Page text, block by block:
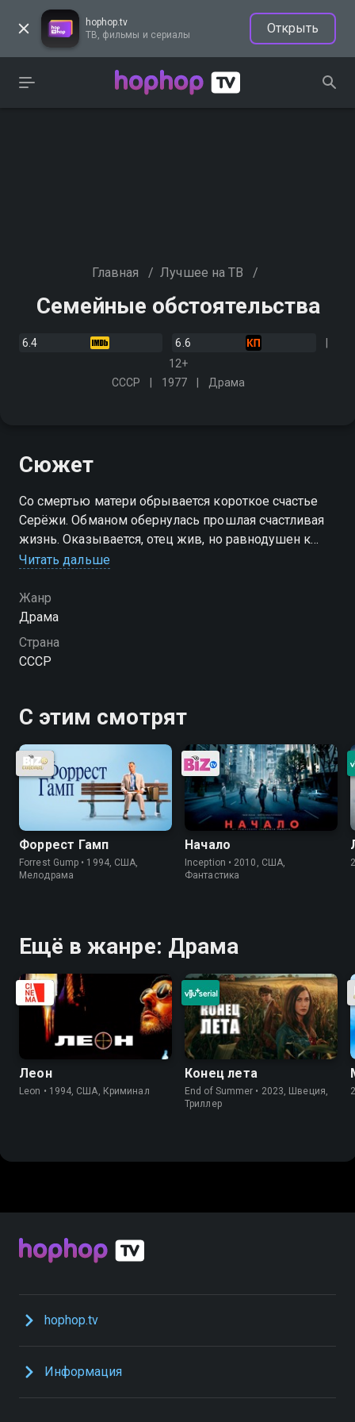
hophop.tv
ТВ, фильмы и сериалы
Открыть
Главная / Лучшее на ТВ /
Семейные обстоятельства
6.4
6.6
12+
СССР
1977 Драма
Сюжет
Со смертью матери обрывается короткое счастье
Серёжи. Обманом обернулась прошлая счастливая
жизнь. Оказывается, отец жив, но равнодушен к
своему сыну, а отцовские чувства отчима -
"долги" этим людям
Читать дальше
Жанр
Драма
Страна
СССР
С этим смотрят
Форрест Гамп
Forrest Gump • 1994, США,
Мелодрама
Начало
Inception • 2010, США,
Фантастика
Ещё в жанре: Драма
Леон
Leon • 1994, США, Криминал
Конец лета
End of Summer • 2023, Швеция,
Триллер
hophop.tv
Информация